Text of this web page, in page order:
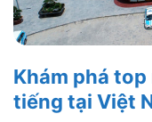
Khám phá
tiếng tại Việt